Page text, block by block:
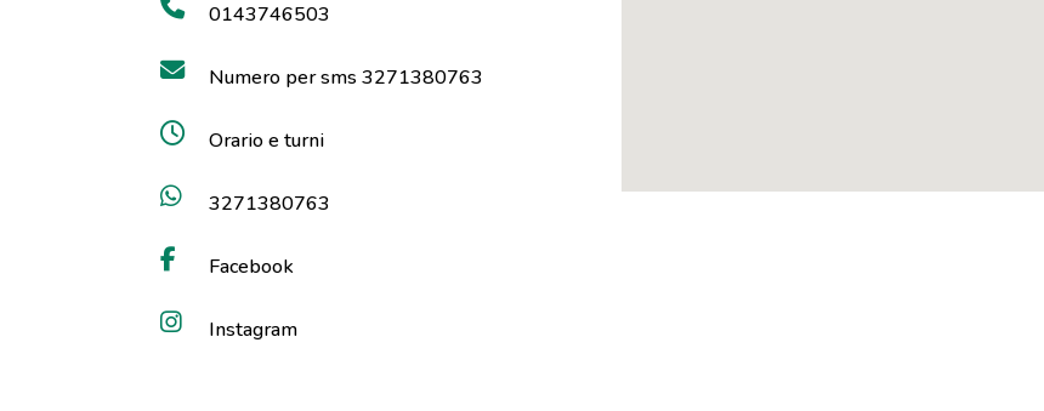
0143746503
Numero per sms 3271380763
Orario e turni
3271380763
Facebook
Instagram